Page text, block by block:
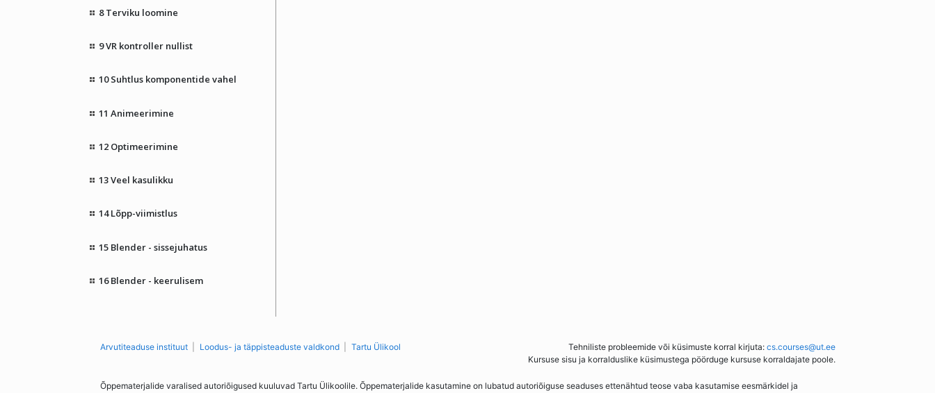
8 Terviku loomine
9 VR kontroller nullist
10 Suhtlus komponentide vahel
11 Animeerimine
12 Optimeerimine
13 Veel kasulikku
14 Lõpp-viimistlus
15 Blender - sissejuhatus
16 Blender - keerulisem
Arvutiteaduse instituut Loodus- ja täppisteaduste valdkond Tartu Ülikool Tehniliste probleemide või küsimuste korral kirjuta: cs.courses@ut.ee
Kursuse sisu ja korralduslike küsimustega pöörduge kursuse korraldajate poole.
Õppematerjalide varalised autoriõigused kuuluvad Tartu Ülikoolile. Õppematerjalide kasutamine on lubatud autoriõiguse seaduses ettenähtud teose vaba kasutamise eesmärkidel ja